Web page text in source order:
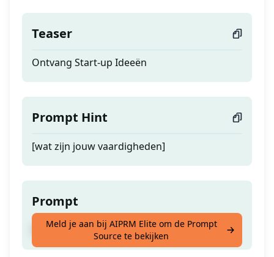
Teaser
Ontvang Start-up Ideeën
Prompt Hint
[wat zijn jouw vaardigheden]
Prompt
Ontvang Start-up Ideeën
Meld je aan bij AIPRM Elite om de Prompt
Source te bekijken